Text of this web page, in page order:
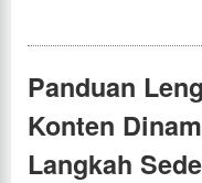
Panduan
Konten
Langkah